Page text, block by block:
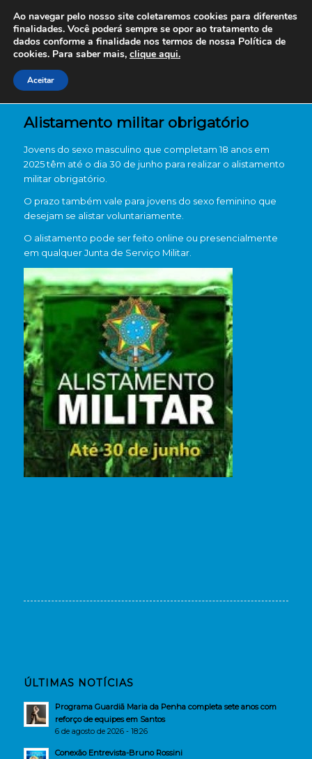
Alistamento militar obrigatório
Jovens do sexo masculino que completam 18 anos em
2025 têm até o dia 30 de junho para realizar o alistamento
militar obrigatório.
O prazo também vale para jovens do sexo feminino que
desejam se alistar voluntariamente.
O alistamento pode ser feito online ou presencialmente
em qualquer Junta de Serviço Militar.
ÚLTIMAS NOTÍCIAS
Programa Guardiã Maria da Penha completa sete anos com
reforço de equipes em Santos
6 de agosto de 2026 - 18:26
Conexão Entrevista-Bruno Rossini
Ao navegar pelo nosso site coletaremos cookies para diferentes
finalidades. Você poderá sempre se opor ao tratamento de
dados conforme a finalidade nos termos de nossa Política de
cookies. Para saber mais, clique aqui.
Aceitar